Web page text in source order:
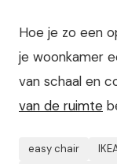
Hoe je zo een
je woonkamer
van schaal en
van de ruimte
easy chair